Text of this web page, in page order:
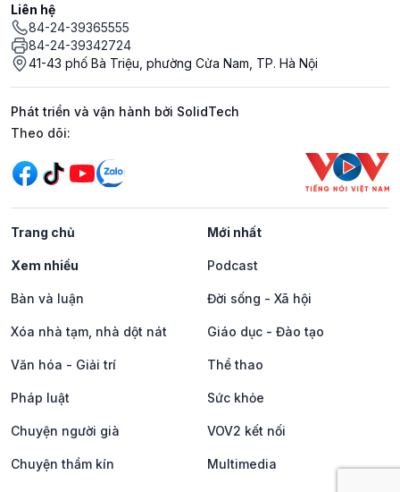
Liên hệ
84-24-39365555
84-24-39342724
41-43 phố Bà Triệu, phường Cửa Nam, TP. Hà Nội
Phát triển và vận hành bởi SolidTech
Mạng xã hội
Theo dõi:
Trang chủ Mới nhất
Xem nhiều Podcast
Bàn và luận Đời sống - Xã hội
Xóa nhà tạm, nhà dột nát Giáo dục - Đào tạo
Văn hóa - Giải trí Thể thao
Pháp luật Sức khỏe
Chuyện người già VOV2 kết nối
Chuyện thầm kín Multimedia